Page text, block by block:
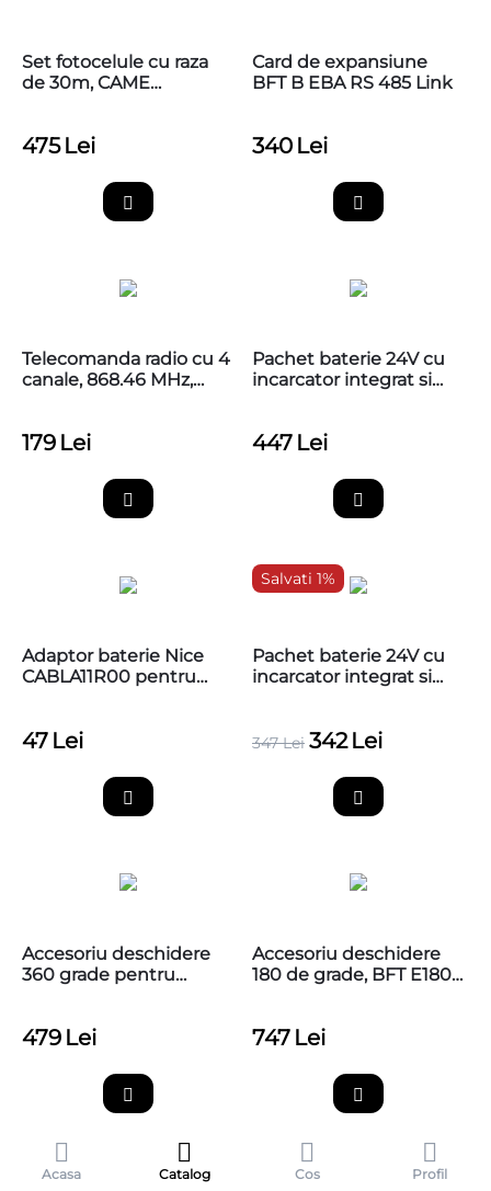
Set fotocelule cu raza
de 30m, CAME
475 Lei
Card de expansiune
BFT B EBA RS 485 Link
340 Lei
Telecomanda radio cu 4
canale, 868.46 MHz,
179 Lei
Pachet baterie 24V cu
incarcator integrat si
447 Lei
Adaptor baterie Nice
CABLA11R00 pentru
47 Lei
Salvati 1%
Pachet baterie 24V cu
incarcator integrat si
347 Lei 342 Lei
Accesoriu deschidere
360 grade pentru
Nice L-FAB, BMA1
479 Lei
Accesoriu deschidere
180 de grade, BFT E180,
747 Lei
Acasa Catalog Cos Profil